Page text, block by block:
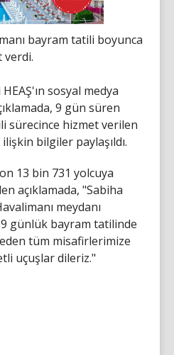
bayram tatili boyunca
verdi.
sosyal medya
9 gün süren
sürecince hizmet verilen
bilgiler paylaşıldı.
13 bin 731 yolcuya
açıklamada, "Sabiha
meydanı
günlük bayram tatilinde
eden tüm misafirlerimize
uçuşlar dileriz."